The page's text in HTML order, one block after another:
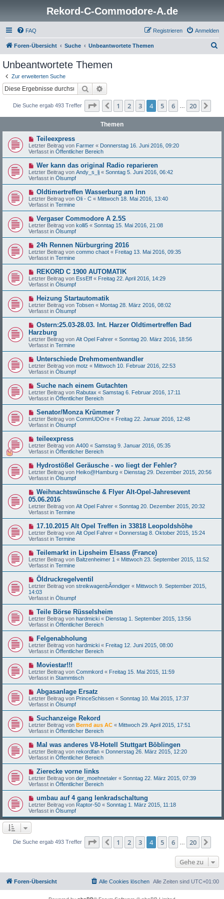
Rekord-C-Commodore-A.de
FAQ Anmelden
Registrieren
Foren-Übersicht Suche Unbeantwortete Themen
Unbeantwortete Themen
Zur erweiterten Suche
Suche
Die Suche ergab 493 Treffer Seite von
Vorherige
1 2 3 4 5 6 20
Themen
N
e
u
e
B
e
i
t
a
g
Teileexpress
Letzter Beitrag von Farmer « Donnerstag 16. Juni 2016, 09:20
Verfasst in Öffentlicher Bereich
N
e
u
e
B
e
i
t
a
g
Wer kann das original Radio reparieren
Letzter Beitrag von Andy_s_lj « Sonntag 5. Juni 2016, 06:42
Verfasst in Ölsumpf
N
e
u
e
B
e
i
t
a
g
Oldtimertreffen Wasserburg am Inn
Letzter Beitrag von Oli - C « Mittwoch 18. Mai 2016, 13:40
Verfasst in Termine
N
e
u
e
B
e
i
t
a
g
Vergaser Commodore A 2.5S
Letzter Beitrag von kolli5 « Sonntag 15. Mai 2016, 21:08
Verfasst in Ölsumpf
N
e
u
e
B
e
i
t
a
g
24h Rennen Nürburgring 2016
Letzter Beitrag von commo chaot « Freitag 13. Mai 2016, 09:35
Verfasst in Termine
N
e
u
e
B
e
i
t
a
g
REKORD C 1900 AUTOMATIK
Letzter Beitrag von EssEff « Freitag 22. April 2016, 14:29
Verfasst in Ölsumpf
N
e
u
e
B
e
i
t
r
a
g
Heizung Startautomatik
Letzter Beitrag von Tobsen « Montag 28. März 2016, 08:02
Verfasst in Ölsumpf
N
u
e
r
B
e
i
t
r
a
g
Ostern:25.03-28.03. Int. Harzer Oldtimertreffen Bad
Harzburg
Letzter Beitrag von Alt Opel Fahrer « Sonntag 20. März 2016, 18:56
Verfasst in Termine
N
e
u
e
B
e
i
t
a
g
Unterschiede Drehmomentwandler
Letzter Beitrag von motz « Mittwoch 10. Februar 2016, 22:53
Verfasst in Ölsumpf
N
e
u
e
B
e
i
t
a
g
Suche nach einem Gutachten
Letzter Beitrag von Rabutax « Samstag 6. Februar 2016, 17:11
Verfasst in Öffentlicher Bereich
N
e
u
e
B
e
i
t
a
g
Senator/Monza Krümmer ?
Letzter Beitrag von CommUDOre « Freitag 22. Januar 2016, 12:48
Verfasst in Ölsumpf
N
e
u
e
B
e
i
t
a
g
teileexpress
Letzter Beitrag von A400 « Samstag 9. Januar 2016, 05:35
Verfasst in Öffentlicher Bereich
N
e
u
e
B
e
i
t
r
a
g
Hydrostößel Geräusche - wo liegt der Fehler?
Letzter Beitrag von Heiko@Hamburg « Dienstag 29. Dezember 2015, 20:56
Verfasst in Ölsumpf
N
e
u
e
r
B
e
i
t
r
a
g
Weihnachtswünsche & Flyer Alt-Opel-Jahresevent
05.06.2016
Letzter Beitrag von Alt Opel Fahrer « Sonntag 20. Dezember 2015, 20:32
Verfasst in Termine
N
e
u
e
e
i
t
a
g
17.10.2015 Alt Opel Treffen in 33818 Leopoldshöhe
Letzter Beitrag von Alt Opel Fahrer « Donnerstag 8. Oktober 2015, 15:24
Verfasst in Termine
N
e
u
e
B
e
i
t
r
a
g
Teilemarkt in Lipsheim Elsass (France)
Letzter Beitrag von Baltzenheimer 1 « Mittwoch 23. September 2015, 11:52
Verfasst in Termine
N
e
u
e
r
B
i
t
r
g
Öldruckregelventil
Letzter Beitrag von streikwagenbÃ¤ndiger « Mittwoch 9. September 2015,
14:03
Verfasst in Ölsumpf
N
e
u
e
B
e
i
t
a
g
Teile Börse Rüsselsheim
Letzter Beitrag von hardmicki « Dienstag 1. September 2015, 13:56
Verfasst in Öffentlicher Bereich
N
e
u
e
B
e
i
t
a
g
Felgenabholung
Letzter Beitrag von hardmicki « Freitag 12. Juni 2015, 08:00
Verfasst in Öffentlicher Bereich
N
e
u
e
B
e
i
t
a
g
Moviestar!!!
Letzter Beitrag von Commkord « Freitag 15. Mai 2015, 11:59
Verfasst in Stammtisch
N
e
u
e
B
e
i
t
a
g
Abgasanlage Ersatz
Letzter Beitrag von PrinceSchissen « Sonntag 10. Mai 2015, 17:37
Verfasst in Ölsumpf
N
e
u
e
B
e
i
t
a
g
Suchanzeige Rekord
Letzter Beitrag von Bernd aus AC « Mittwoch 29. April 2015, 17:51
Verfasst in Öffentlicher Bereich
N
e
u
e
B
e
i
t
a
g
Mal was anderes V8-Hotell Stuttgart Böblingen
Letzter Beitrag von rekordfan « Donnerstag 26. März 2015, 12:20
Verfasst in Öffentlicher Bereich
N
e
u
e
B
e
i
t
Zierecke vorne links
Letzter Beitrag von der_moehnetaler « Sonntag 22. März 2015, 07:39
Verfasst in Öffentlicher Bereich
N
e
u
e
r
t
umbau auf 4 gang lenkradschaltung
Letzter Beitrag von Raptor-50 « Sonntag 1. März 2015, 11:18
Verfasst in Ölsumpf
Die Suche ergab 493 Treffer Seite von
Vorherige
1 2 3 4 5 6 20
Gehe zu
Foren-Übersicht Alle Zeiten sind UTC+01:00
Alle Cookies löschen